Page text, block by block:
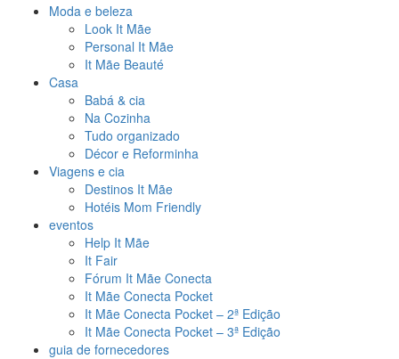
Moda e beleza
Look It Mãe
Personal It Mãe
It Mãe Beauté
Casa
Babá & cia
Na Cozinha
Tudo organizado
Décor e Reforminha
Viagens e cia
Destinos It Mãe
Hotéis Mom Friendly
eventos
Help It Mãe
It Fair
Fórum It Mãe Conecta
It Mãe Conecta Pocket
It Mãe Conecta Pocket – 2ª Edição
It Mãe Conecta Pocket – 3ª Edição
guia de fornecedores